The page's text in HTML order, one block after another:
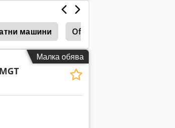
машини Offset
Малка обява